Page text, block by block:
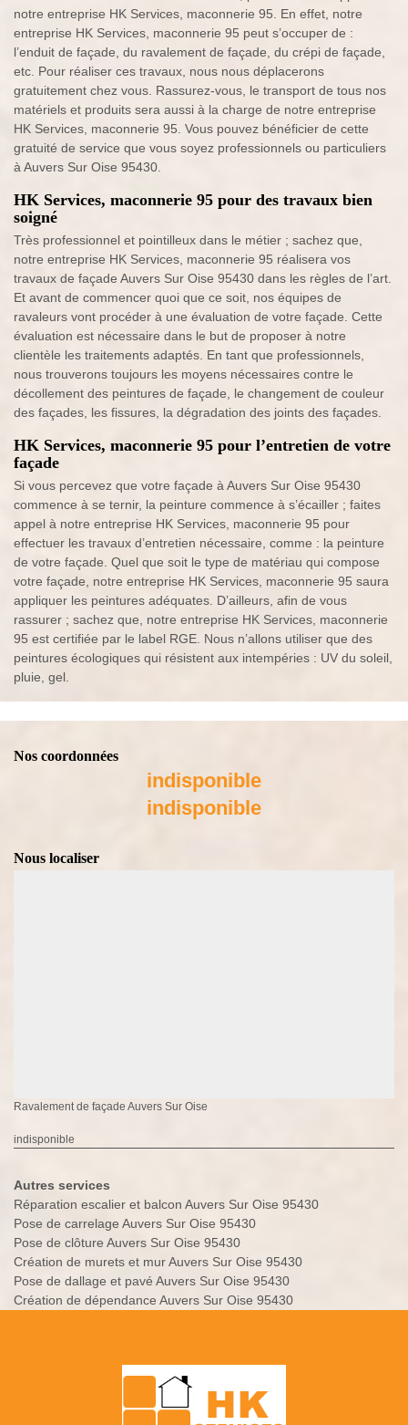
notre entreprise HK Services, maconnerie 95. En effet, notre
entreprise HK Services, maconnerie 95 peut s’occuper de :
l’enduit de façade, du ravalement de façade, du crépi de façade,
etc. Pour réaliser ces travaux, nous nous déplacerons
gratuitement chez vous. Rassurez-vous, le transport de tous nos
matériels et produits sera aussi à la charge de notre entreprise
HK Services, maconnerie 95. Vous pouvez bénéficier de cette
gratuité de service que vous soyez professionnels ou particuliers
à Auvers Sur Oise 95430.
HK Services, maconnerie 95 pour des travaux bien
soigné
Très professionnel et pointilleux dans le métier ; sachez que,
notre entreprise HK Services, maconnerie 95 réalisera vos
travaux de façade Auvers Sur Oise 95430 dans les règles de l’art.
Et avant de commencer quoi que ce soit, nos équipes de
ravaleurs vont procéder à une évaluation de votre façade. Cette
évaluation est nécessaire dans le but de proposer à notre
clientèle les traitements adaptés. En tant que professionnels,
nous trouverons toujours les moyens nécessaires contre le
décollement des peintures de façade, le changement de couleur
des façades, les fissures, la dégradation des joints des façades.
HK Services, maconnerie 95 pour l’entretien de votre
façade
Si vous percevez que votre façade à Auvers Sur Oise 95430
commence à se ternir, la peinture commence à s’écailler ; faites
appel à notre entreprise HK Services, maconnerie 95 pour
effectuer les travaux d’entretien nécessaire, comme : la peinture
de votre façade. Quel que soit le type de matériau qui compose
votre façade, notre entreprise HK Services, maconnerie 95 saura
appliquer les peintures adéquates. D’ailleurs, afin de vous
rassurer ; sachez que, notre entreprise HK Services, maconnerie
95 est certifiée par le label RGE. Nous n’allons utiliser que des
peintures écologiques qui résistent aux intempéries : UV du soleil,
pluie, gel.
Nos coordonnées
indisponible
indisponible
Nous localiser
Ravalement de façade Auvers Sur Oise
indisponible
Autres services
Réparation escalier et balcon Auvers Sur Oise 95430
Pose de carrelage Auvers Sur Oise 95430
Pose de clôture Auvers Sur Oise 95430
Création de murets et mur Auvers Sur Oise 95430
Pose de dallage et pavé Auvers Sur Oise 95430
Création de dépendance Auvers Sur Oise 95430